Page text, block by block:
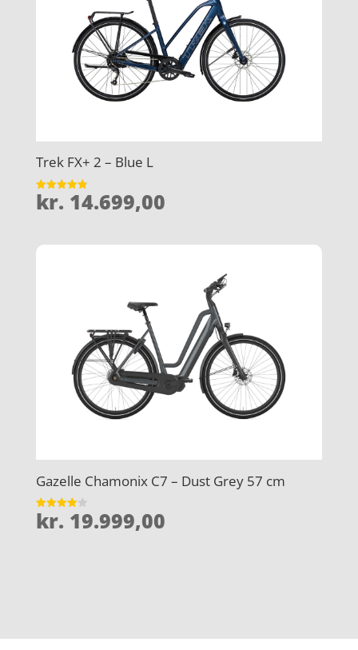
Trek FX+ 2 – Blue L
Vurderet
4.9
kr. 14.699,00
Gazelle Chamonix C7 – Dust Grey 57 cm
Vurderet
kr. 19.999,00